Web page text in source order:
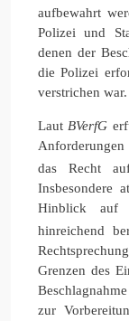
aufbewahrt
Polizei und
denen der
die Polizei
verstrichen war.
Laut BVerfG
das Recht
Insbesondere
Hinblick auf
hinreichend
Grenzen des
zur